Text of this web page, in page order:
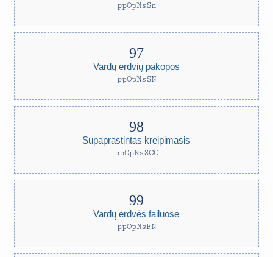
ppOpNsSn
Vardų erdvių pakopos
ppOpNsSN
Supaprastintas kreipimasis
ppOpNsSCC
Vardų erdvės failuose
ppOpNsFN